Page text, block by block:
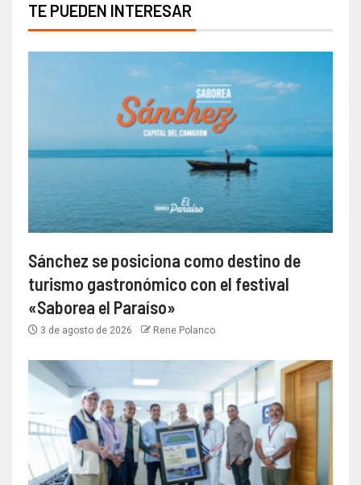
TE PUEDEN INTERESAR
Sánchez se posiciona como destino de
turismo gastronómico con el festival
«Saborea el Paraíso»
3 de agosto de 2026 Rene Polanco